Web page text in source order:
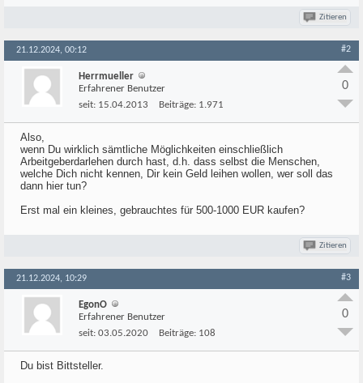
Zitieren
21.12.2024, 00:12 #2
Herrmueller
Erfahrener Benutzer
seit: 15.04.2013 Beiträge: 1.971
0
Also,
wenn Du wirklich sämtliche Möglichkeiten einschließlich
Arbeitgeberdarlehen durch hast, d.h. dass selbst die Menschen,
welche Dich nicht kennen, Dir kein Geld leihen wollen, wer soll das
dann hier tun?
Erst mal ein kleines, gebrauchtes für 500-1000 EUR kaufen?
Zitieren
21.12.2024, 10:29 #3
EgonO
Erfahrener Benutzer
seit: 03.05.2020 Beiträge: 108
0
Du bist Bittsteller.